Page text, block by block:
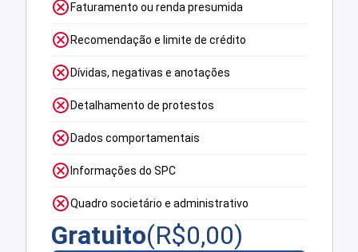
Faturamento ou renda presumida
Recomendação e limite de crédito
Dívidas, negativas e anotações
Detalhamento de protestos
Dados comportamentais
Informações do SPC
Quadro societário e administrativo
Gratuito(R$0,00)